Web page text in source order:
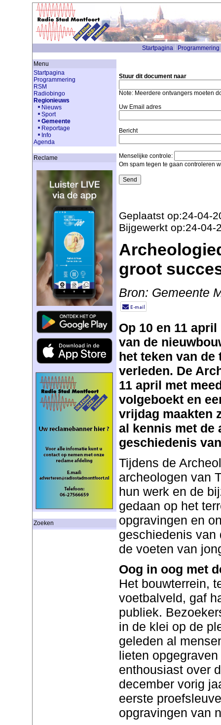
Startpagina Programmering
Menu
Startpagina
Programmering
RSM
Radiobingo
Regionieuws
Nieuws
Sport
Gemeente
Reportage
Info
Agenda
Reclame
Zoeken
Stuur dit document naar
Note: Meerdere ontvangers moeten
Uw Email adres
Bericht
Menselijke controle:
Om spam tegen te gaan controleren
Geplaatst op:24-04-
Bijgewerkt op:24-04-
groot
Bron: Gemeente
Op 10 en 11
van de
het teken van de
verleden. De
11 april met
volgeboekt en
vrijdag maakten
al kennis met de
geschiedenis
Tijdens de
archeologen van
hun werk en de
gedaan op het
opgravingen en
geschiedenis van
de voeten van
Oog in oog met
Het bouwterrein,
voetbalveld, gaf
publiek.
in de klei op de
geleden al
lieten
enthousiast over
december vorig
eerste
opgravingen van